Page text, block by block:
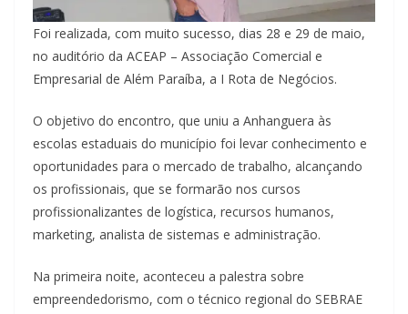
Foi realizada, com muito sucesso, dias 28 e 29 de maio,
no auditório da ACEAP – Associação Comercial e
Empresarial de Além Paraíba, a I Rota de Negócios.
O objetivo do encontro, que uniu a Anhanguera às
escolas estaduais do município foi levar conhecimento e
oportunidades para o mercado de trabalho, alcançando
os profissionais, que se formarão nos cursos
profissionalizantes de logística, recursos humanos,
marketing, analista de sistemas e administração.
Na primeira noite, aconteceu a palestra sobre
empreendedorismo, com o técnico regional do SEBRAE